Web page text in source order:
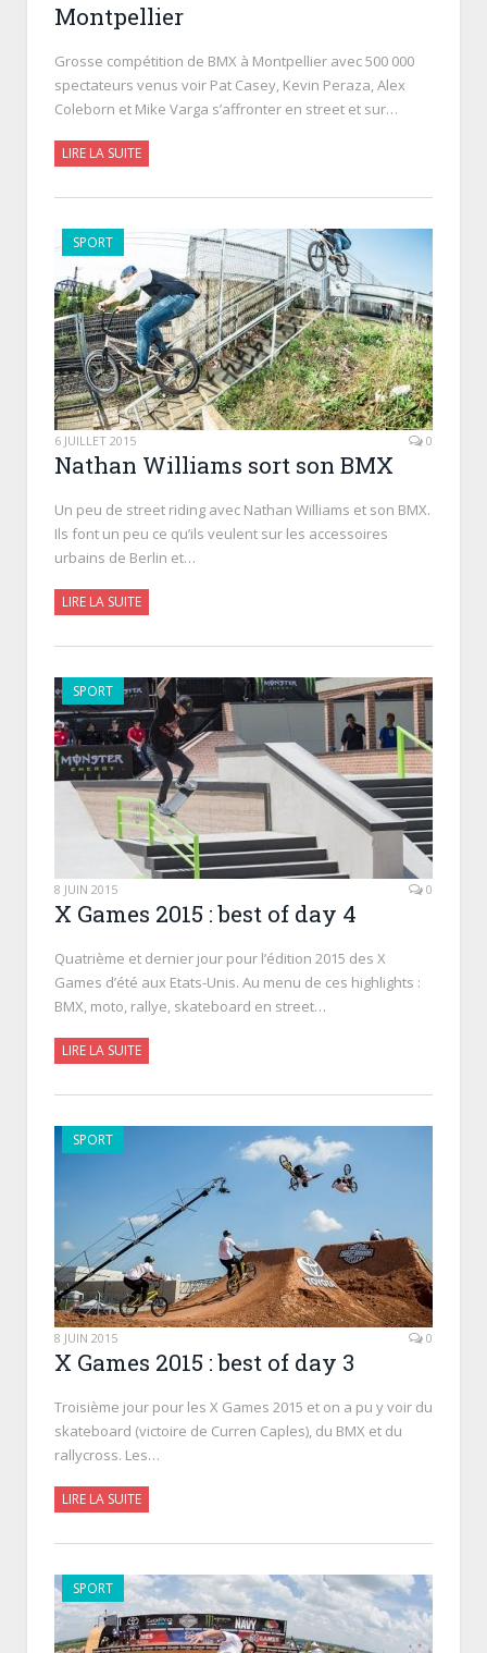
Montpellier
Grosse compétition de BMX à Montpellier avec 500 000
spectateurs venus voir Pat Casey, Kevin Peraza, Alex
Coleborn et Mike Varga s’affronter en street et sur…
LIRE LA SUITE
SPORT
6 JUILLET 2015 0
Nathan Williams sort son BMX
Un peu de street riding avec Nathan Williams et son BMX.
Ils font un peu ce qu’ils veulent sur les accessoires
urbains de Berlin et…
LIRE LA SUITE
SPORT
8 JUIN 2015 0
X Games 2015 : best of day 4
Quatrième et dernier jour pour l’édition 2015 des X
Games d’été aux Etats-Unis. Au menu de ces highlights :
BMX, moto, rallye, skateboard en street…
LIRE LA SUITE
SPORT
8 JUIN 2015 0
X Games 2015 : best of day 3
Troisième jour pour les X Games 2015 et on a pu y voir du
skateboard (victoire de Curren Caples), du BMX et du
rallycross. Les…
LIRE LA SUITE
SPORT